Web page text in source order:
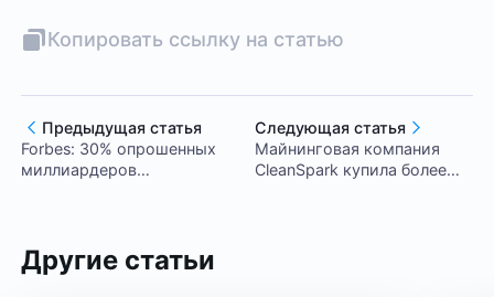
Копировать ссылку на статью
Предыдущая статья
Forbes: 30% опрошенных
миллиардеров
Следующая статья
Майнинговая компания
CleanSpark купила более
Другие статьи